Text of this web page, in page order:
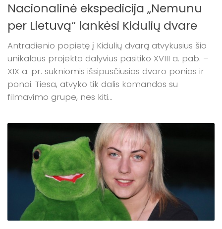
Nacionalinė ekspedicija „Nemunu
per Lietuvą“ lankėsi Kidulių dvare
Antradienio popietę į Kidulių dvarą atvykusius šio
unikalaus projekto dalyvius pasitiko XVIII a. pab. –
XIX a. pr. sukniomis išsipusčiusios dvaro ponios ir
ponai. Tiesa, atvyko tik dalis komandos su
filmavimo grupe, nes kiti...